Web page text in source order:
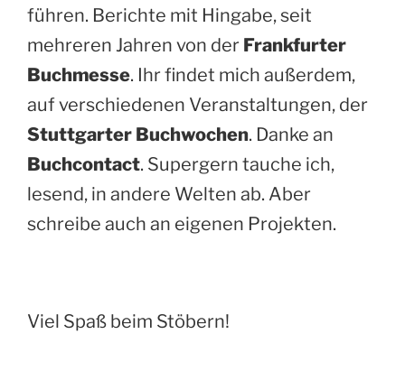
führen. Berichte mit Hingabe, seit
mehreren Jahren von der Frankfurter
Buchmesse. Ihr findet mich außerdem,
auf verschiedenen Veranstaltungen, der
Stuttgarter Buchwochen. Danke an
Buchcontact. Supergern tauche ich,
lesend, in andere Welten ab. Aber
schreibe auch an eigenen Projekten.
Viel Spaß beim Stöbern!